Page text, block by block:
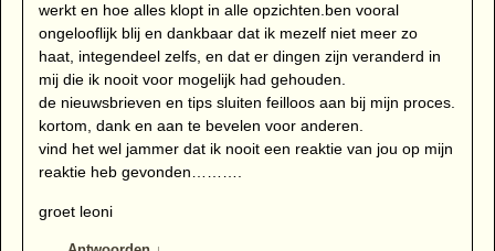
werkt en hoe alles klopt in alle opzichten.ben vooral
ongelooflijk blij en dankbaar dat ik mezelf niet meer zo
haat, integendeel zelfs, en dat er dingen zijn veranderd in
mij die ik nooit voor mogelijk had gehouden.
de nieuwsbrieven en tips sluiten feilloos aan bij mijn proces.
kortom, dank en aan te bevelen voor anderen.
vind het wel jammer dat ik nooit een reaktie van jou op mijn
reaktie heb gevonden……….
groet leoni